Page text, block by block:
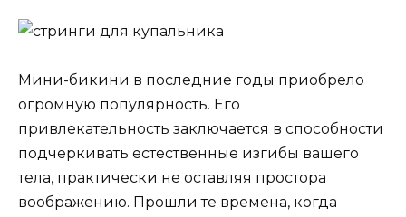
Мини-бикини в последние годы приобрело
огромную популярность. Его
привлекательность заключается в способности
подчеркивать естественные изгибы вашего
тела, практически не оставляя простора
воображению. Прошли те времена, когда